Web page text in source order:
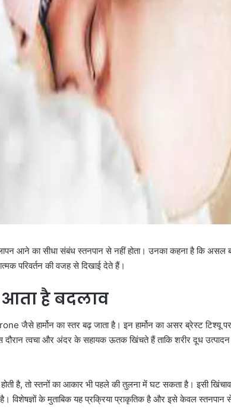
आने का सीधा संबंध स्तनपान से नहीं होता। उनका कहना है कि असल
परिवर्तन की वजह से दिखाई देते हैं।
आता है बदलाव
हार्मोन का स्तर बढ़ जाता है। इन हार्मोन का असर ब्रेस्ट टिश्यू
त्वचा और अंदर के सहायक ऊतक खिंचते हैं ताकि शरीर दूध
है, तो स्तनों का आकार भी पहले की तुलना में घट सकता है। इसी
विशेषज्ञों के मुताबिक यह प्रक्रिया प्राकृतिक है और इसे केवल स्तनपान